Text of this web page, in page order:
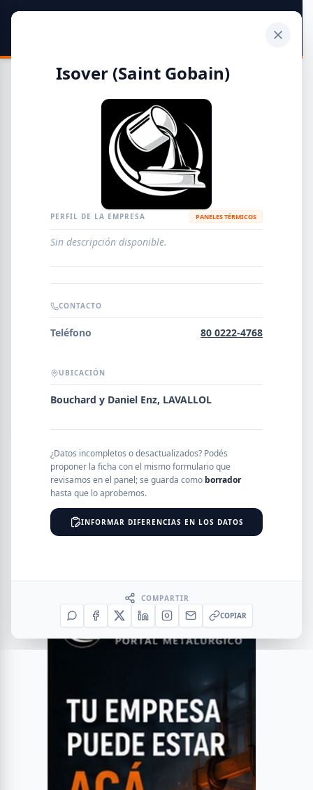
Guía de Empresas Metalúrgicas y Siderúrgicas
METALÚRGICAS
EMPRESAS AGREGAR EMPRESA
Error al cargar empresas.
SEGMENTO
Isover (Saint Gobain)
PERFIL DE LA EMPRESA PANELES TÉRMICOS
Sin descripción disponible.
CONTACTO
Teléfono 80 0222-4768
UBICACIÓN
Bouchard y Daniel Enz, LAVALLOL
¿Datos incompletos o desactualizados? Podés
proponer la ficha con el mismo formulario que
revisamos en el panel; se guarda como borrador
hasta que lo aprobemos.
INFORMAR DIFERENCIAS EN LOS DATOS
COMPARTIR
COPIAR